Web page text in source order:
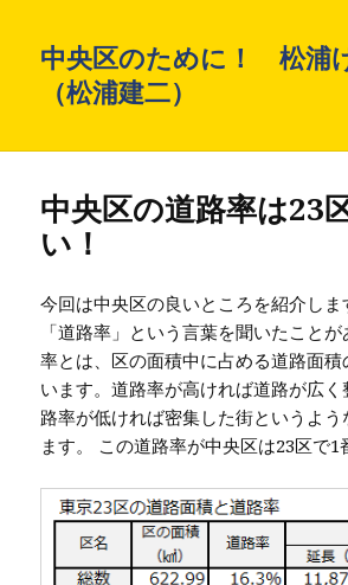
中央区のために！ 松浦
（松浦建二）
中央区の道路率は23
い！
今回は中央区の良いところを紹介しま
「道路率」という言葉を聞いたこと
率とは、区の面積中に占める道路面
います。道路率が高ければ道路が広
路率が低ければ密集した街というよう
ます。 この道路率が中央区は23区で1